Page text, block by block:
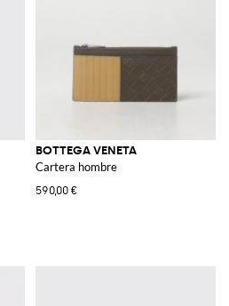
BOTTEGA VENETA
Cartera hombre
590,00 €